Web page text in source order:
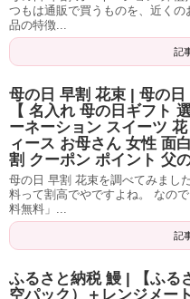
つもは通販で買うものを、近く
品の特徴...
記
母の日 早割 花束 | 母の
【 名入れ 母の日ギフト
ーネーション スイーツ
ィース お母さん 女性 面
割 クーポン ポイント 父
母の日 早割 花束を調べてみまし
料って割高でやですよね。 なの
料無料」...
記
ふるさと納税 鰻 | 【ふる
空パック）＋レンジメー